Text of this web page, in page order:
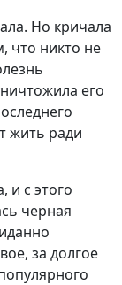
Но кричала
что никто не
его
жить ради
и с этого
черная
за долгое